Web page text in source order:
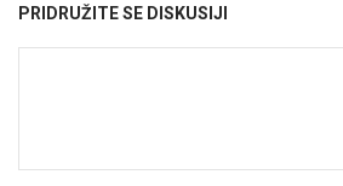
PRIDRUŽITE SE DISKUSIJI